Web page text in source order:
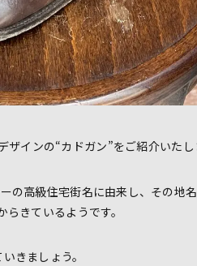
インの“カドガン”をご紹介いたし
の高級住宅街名に由来し、その地
らきているようです。
きましょう。